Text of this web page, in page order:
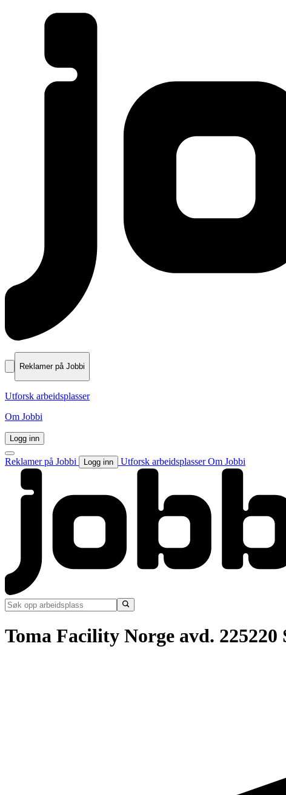
Reklamer på Jobbi
Utforsk arbeidsplasser
Om Jobbi
Logg inn
Reklamer på Jobbi Logg inn Utforsk arbeidsplasserOm Jobbi
Toma Facility Norge avd. 225220